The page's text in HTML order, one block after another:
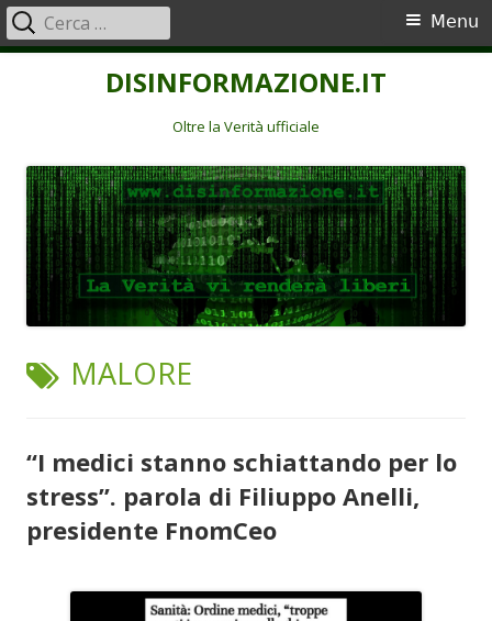
DISINFORMAZIONE.IT
Oltre la Verità ufficiale
Menu
principale
Menu
Ricerca
per:
TAG:
MALORE
“I medici stanno schiattando per lo
stress”. parola di Filiuppo Anelli,
presidente FnomCeo